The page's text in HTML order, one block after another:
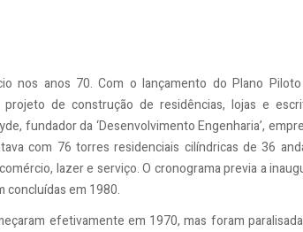
nos anos 70. Com o lançamento do Plano
de construção de residências, lojas e
fundador da ‘Desenvolvimento Engenharia’,
com 76 torres residenciais cilíndricas de 36
lazer e serviço. O cronograma previa a
concluídas em 1980.
efetivamente em 1970, mas foram